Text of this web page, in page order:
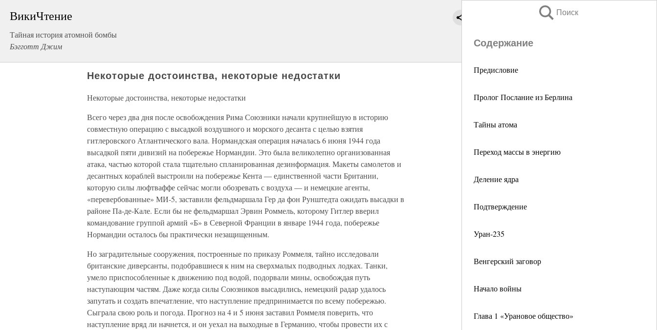
ВикиЧтение
Тайная история атомной бомбы
Бэгготт Джим
Поиск
Содержание
Предисловие
Пролог Послание из Берлина
Тайны атома
Переход массы в энергию
Деление ядра
Подтверждение
Уран-235
Венгерский заговор
Начало войны
Глава 1 «Урановое общество»
Некоторые достоинства, некоторые недостатки
Некоторые достоинства, некоторые недостатки
Всего через два дня после освобождения Рима Союзники начали крупнейшую в историю
совместную операцию с высадкой воздушного и морского десанта с целью взятия
гитлеровского Атлантического вала. Нормандская операция началась 6 июня 1944 года
высадкой пяти дивизий на побережье Нормандии. Это была великолепно организованная
атака, частью которой стала тщательно спланированная дезинформация. Макеты самолетов и
десантных кораблей выстроили на побережье Кента — единственной части Британии,
которую силы люфтваффе сейчас могли обозревать с воздуха — и немецкие агенты,
«перевербованные» МИ-5, заставили фельдмаршала Гер да фон Рунштедта ожидать высадки в
районе Па-де-Кале. Если бы не фельдмаршал Эрвин Роммель, которому Гитлер вверил
командование группой армий «Б» в Северной Франции в январе 1944 года, побережье
Нормандии осталось бы практически незащищенным.
Но заградительные сооружения, построенные по приказу Роммеля, тайно исследовали
британские диверсанты, подобравшиеся к ним на сверхмалых подводных лодках. Танки,
умело приспособленные к движению под водой, подорвали мины, освобождая путь
наступающим частям. Даже когда силы Союзников высадились, немецкий радар удалось
запутать и создать впечатление, что наступление предпринимается по всему побережью.
Сыграла свою роль и погода. Прогноз на 4 и 5 июня заставил Роммеля поверить, что
наступление вряд ли начнется, и он уехал на выходные в Германию, чтобы провести их с